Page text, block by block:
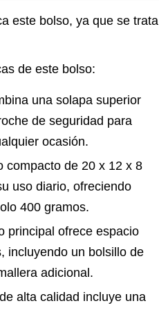
este bolso, ya que se trata
de este bolso:
una solapa superior
de seguridad para
ocasión.
compacto de 20 x 12 x 8
uso diario, ofreciendo
400 gramos.
principal ofrece espacio
incluyendo un bolsillo de
adicional.
alta calidad incluye una